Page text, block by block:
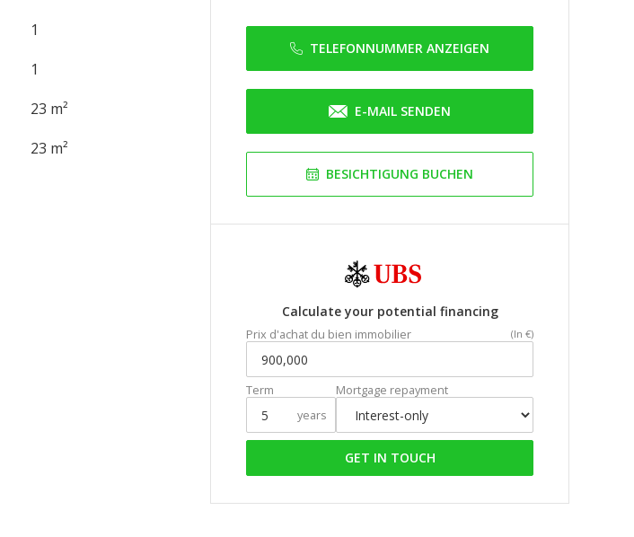
TELEFONNUMMER ANZEIGEN
E-MAIL SENDEN
BESICHTIGUNG BUCHEN
Calculate your potential financing
Prix d'achat du bien immobilier (In €)
Term
years
Mortgage repayment
GET IN TOUCH
1
1
23 m²
23 m²